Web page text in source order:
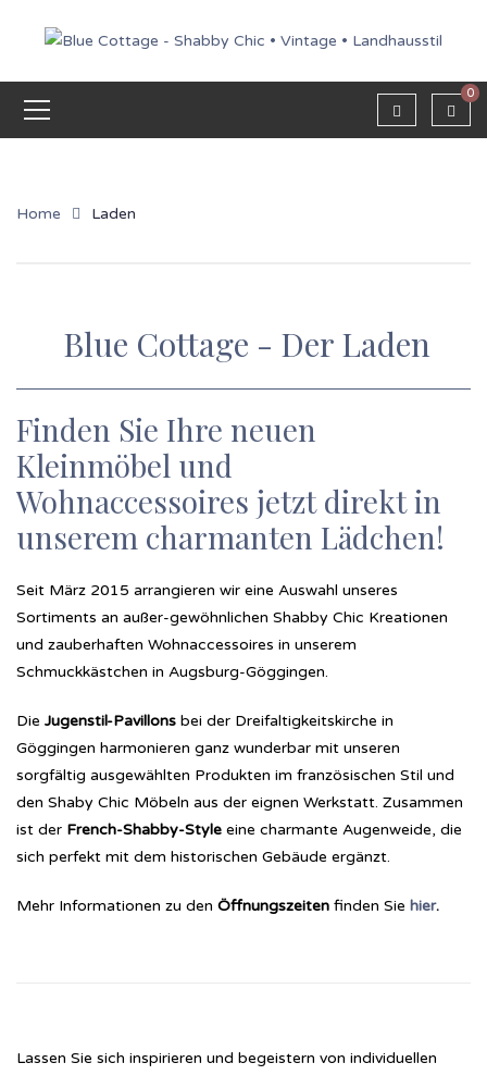
0
Home Laden
Blue Cottage - Der Laden
Finden Sie Ihre neuen
Kleinmöbel und
Wohnaccessoires jetzt direkt in
unserem charmanten Lädchen!
Seit März 2015 arrangieren wir eine Auswahl unseres
Sortiments an außer-gewöhnlichen Shabby Chic Kreationen
und zauberhaften Wohnaccessoires in unserem
Schmuckkästchen in Augsburg-Göggingen.
Die Jugenstil-Pavillons bei der Dreifaltigkeitskirche in
Göggingen harmonieren ganz wunderbar mit unseren
sorgfältig ausgewählten Produkten im französischen Stil und
den Shaby Chic Möbeln aus der eignen Werkstatt. Zusammen
ist der French-Shabby-Style eine charmante Augenweide, die
sich perfekt mit dem historischen Gebäude ergänzt.
Mehr Informationen zu den Öffnungszeiten finden Sie hier.
Lassen Sie sich inspirieren und begeistern von individuellen